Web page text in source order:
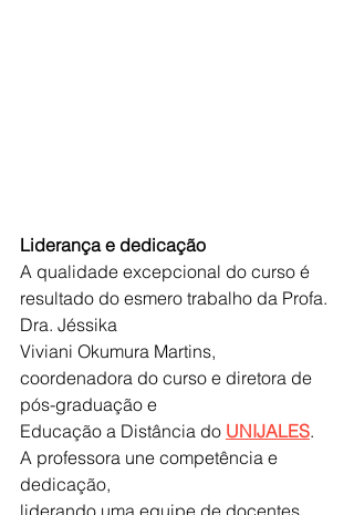
Liderança e dedicação
A qualidade excepcional do curso é
resultado do esmero trabalho da Profa.
Dra. Jéssika
Viviani Okumura Martins,
coordenadora do curso e diretora de
pós-graduação e
Educação a Distância do UNIJALES.
A professora une competência e
dedicação,
liderando uma equipe de docentes